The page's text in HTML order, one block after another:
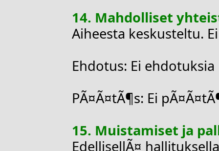
14. Mahdolliset
Aiheesta keskusteltu.
Ehdotus: Ei ehdotuksia
PÃ¤Ã¤tÃ¶s: Ei
15. Muistamiset ja
EdellisellÃ¤